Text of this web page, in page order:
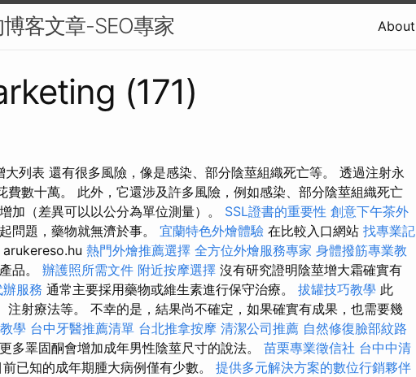
客文章-SEO專家 About
(171)
列表 還有很多風險，像是感染、部分陰莖組織死亡等。 透過注射永
費數十萬。 此外，它還涉及許多風險，例如感染、部分陰莖組織死亡
加（差異可以以公分為單位測量）。 SSL證書的重要性 創意下午茶外
問題，藥物就無濟於事。 宜蘭特色外燴體驗 在比較入口網站 找專業記
arukereso.hu 熱門外燴推薦選擇 全方位外燴服務專家 身體撥筋專業教
品。 辦護照所需文件 附近按摩選擇 沒有研究證明陰莖增大霜確實有
服務 通常主要採用藥物或維生素進行保守治療。 拔罐技巧教學 此
注射療法等。 不幸的是，結果尚不確定，如果確實有成果，也需要幾
學 台中牙醫推薦清單 台北推拿按摩 清潔公司推薦 自然修復臉部紋路
多睪固酮會增加成年男性陰莖尺寸的說法。 苗栗專業徵信社 台中中清
前已知的成年期腫大病例僅有少數。 提供多元解決方案的數位行銷夥伴